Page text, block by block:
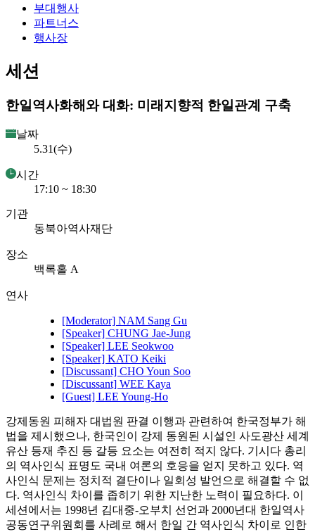
부대행사
파트너스
행사장
세션
한일역사화해와 대화: 미래지향적 한일관계 구축
날짜
5.31(수)
시간
17:10 ~ 18:30
기관
동북아역사재단
장소
백록홀 A
연사
[Moderator] NAM Sang Gu
[Speaker] CHUNG Jae-Jung
[Speaker] LEE Seokwoo
[Speaker] KATO Keiki
[Discussant] CHO Youn Soo
[Discussant] WEE Kaya
[Guest] LEE Young-Ho
강제동원 피해자 대법원 판결 이행과 관련하여 한국정부가 해
법을 제시했으나, 한국인이 강제 동원된 시설인 사도광산 세계
유산 등재 추진 등 갈등 요소는 여전히 적지 않다. 기시다 총리
의 역사인식 표명도 국내 여론의 호응을 얻지 못하고 있다. 역
사인식 문제는 정치적 결단이나 일회성 발언으로 해결할 수 없
다. 역사인식 차이를 좁히기 위한 지난한 노력이 필요하다. 이
세션에서는 1998년 김대중-오부치 선언과 2000년대 한일역사
공동연구위원회를 사례로 해서 한일 간 역사인식 차이로 인한